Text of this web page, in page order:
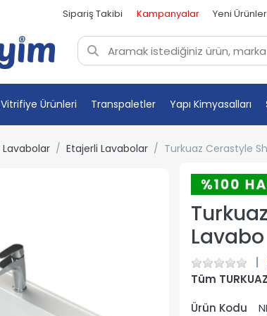
Sipariş Takibi Kampanyalar Yeni Ürünler
Vitrifiye Ürünleri Transpaletler Yapı Kimyasalları
Lavabolar Etajerli Lavabolar Turkuaz Cerastyle
Tüm
Ürün Kodu